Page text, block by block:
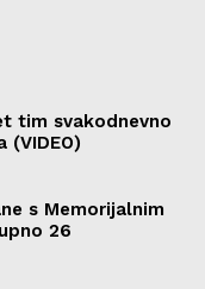
tim svakodnevno
(VIDEO)
s Memorijalnim
26